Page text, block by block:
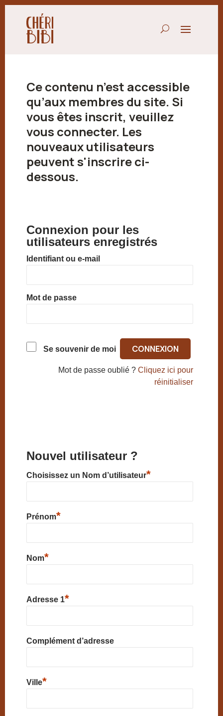
Ce contenu n’est accessible
qu’aux membres du site. Si
vous êtes inscrit, veuillez
vous connecter. Les
nouveaux utilisateurs
peuvent s'inscrire ci-
dessous.
Connexion pour les
utilisateurs enregistrés
Identifiant ou e-mail
Mot de passe
Se souvenir de moi
Mot de passe oublié ?Cliquez ici pour
réinitialiser
Nouvel utilisateur ?
Choisissez un Nom d’utilisateur*
Prénom*
Nom*
Adresse 1*
Complément d’adresse
Ville*